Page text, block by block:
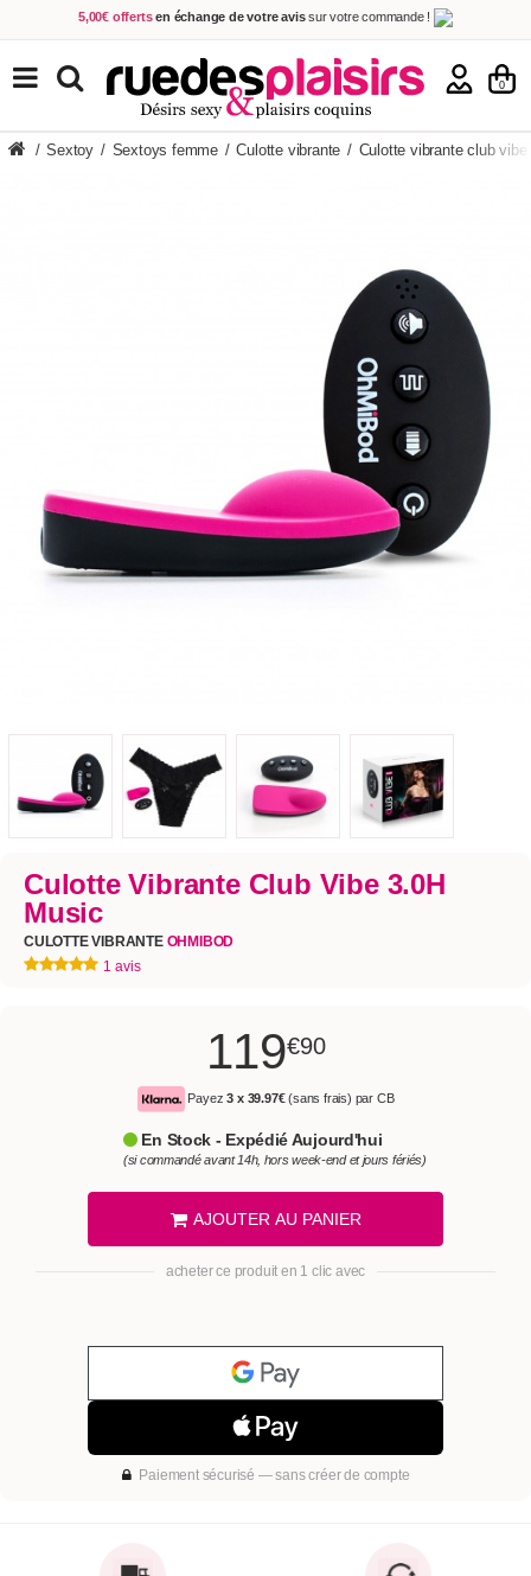
5,00€ offerts en échange de votre avissur votre commande !
Achetez aujourd'hui. Décidez quand payer !
Livraison en 48h
au prix de 2,90 € ! (Offerte dès 69,00€ d'achat)
0
TOUS NOS PRODUITS
/ Sextoy / Sextoys femme / Culotte vibrante / Culotte vibrante club
Culotte Vibrante Club Vibe 3.0H
Music
CULOTTE VIBRANTE OHMIBOD
1 avis
119€90
Payez3 x 39.97€(sans frais) par CB
En Stock - Expédié Aujourd'hui
(si commandé avant 14h, hors week-end et jours fériés)
AJOUTER AU PANIER
acheter ce produit en 1 clic avec
Paiement sécurisé — sans créer de compte